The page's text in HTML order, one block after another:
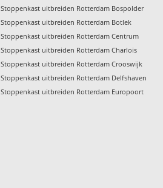
Stoppenkast uitbreiden Rotterdam Bospolder
Stoppenkast uitbreiden Rotterdam Botlek
Stoppenkast uitbreiden Rotterdam Centrum
Stoppenkast uitbreiden Rotterdam Charlois
Stoppenkast uitbreiden Rotterdam Crooswijk
Stoppenkast uitbreiden Rotterdam Delfshaven
Stoppenkast uitbreiden Rotterdam Europoort